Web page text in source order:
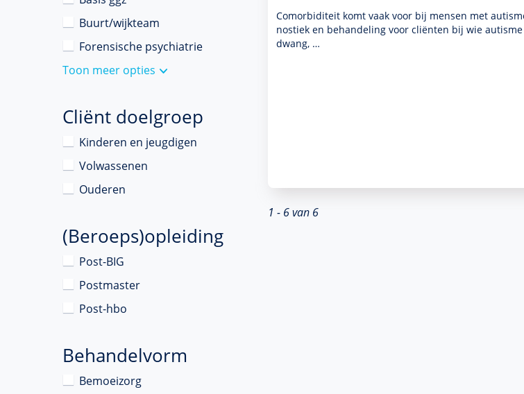
Buurt/wijkteam
Forensische psychiatrie
Toon meer opties
Cliënt doelgroep
Kinderen en jeugdigen
Volwassenen
Ouderen
(Beroeps)opleiding
Post-BIG
Postmaster
Post-hbo
Behandelvorm
Bemoeizorg
Comorbiditeit komt vaak voor bij mensen met
nos­tiek en behan­del­ing voor cliënten bij wie
dwang, …
1 - 6 van 6